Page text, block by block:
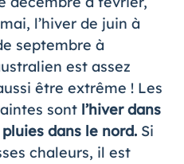
l’hiver de juin à
septembre à
est assez
être extrême ! Les
sont l’hiver dans
dans le nord. Si
chaleurs, il est